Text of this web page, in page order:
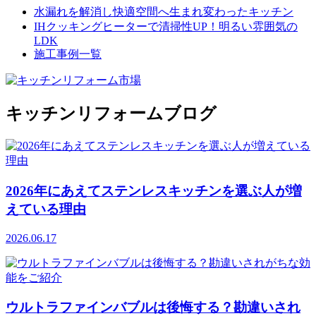
水漏れを解消し快適空間へ生まれ変わったキッチン
IHクッキングヒーターで清掃性UP！明るい雰囲気の
LDK
施工事例一覧
キッチンリフォームブログ
2026年にあえてステンレスキッチンを選ぶ人が増
えている理由
2026.06.17
ウルトラファインバブルは後悔する？勘違いされ